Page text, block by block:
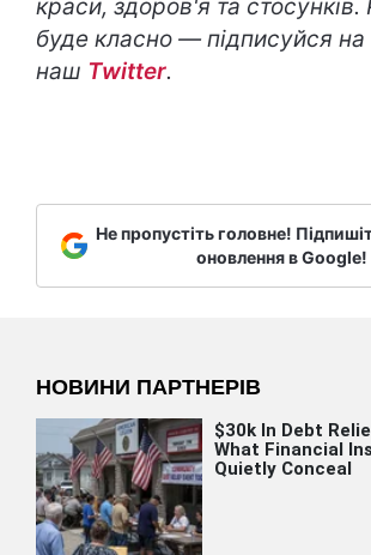
краси, здоров'я та
буде класно — підписуйся на
наш Twitter.
Не пропустіть головне!
оновлення в Google!